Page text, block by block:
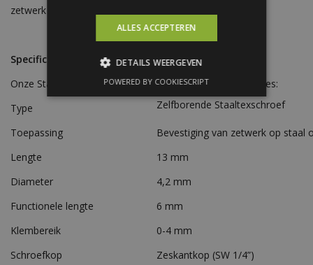
zetwerk of de beplating.
Specificaties
Onze Staaltex-schroeven hebben de volgende specificaties:
Type
Zelfborende Staaltexschroef
Toepassing
Bevestiging van zetwerk op staal
Lengte
13 mm
Diameter
4,2 mm
Functionele lengte
6 mm
Klembereik
0-4 mm
Schroefkop
Zeskantkop (SW 1/4”)
ALLES ACCEPTEREN
DETAILS WEERGEVEN
POWERED BY COOKIESCRIPT